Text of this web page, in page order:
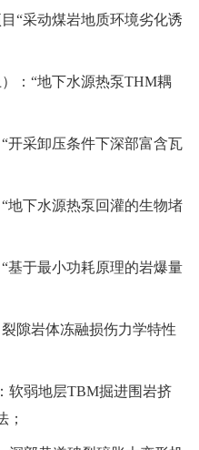
“采动煤岩地质环境劣化诱
：“地下水源热泵THM耦
采卸压条件下深部富含瓦
下水源热泵回灌的生物堵
于最小功耗原理的岩爆量
隙岩体冻融损伤力学特性
软弱地层TBM掘进围岩挤
；